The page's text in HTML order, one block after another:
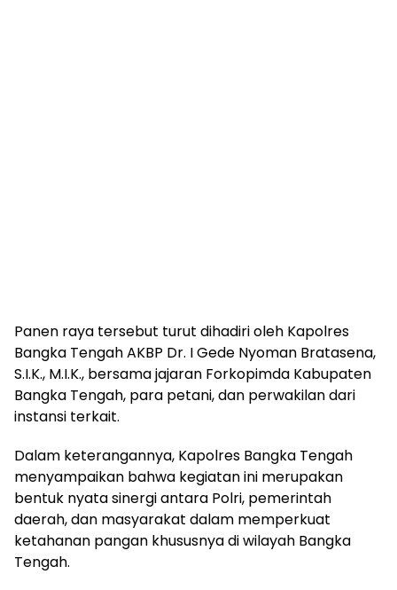
Panen raya tersebut turut dihadiri oleh Kapolres
Bangka Tengah AKBP Dr. I Gede Nyoman Bratasena,
S.I.K., M.I.K., bersama jajaran Forkopimda Kabupaten
Bangka Tengah, para petani, dan perwakilan dari
instansi terkait.
Dalam keterangannya, Kapolres Bangka Tengah
menyampaikan bahwa kegiatan ini merupakan
bentuk nyata sinergi antara Polri, pemerintah
daerah, dan masyarakat dalam memperkuat
ketahanan pangan khususnya di wilayah Bangka
Tengah.